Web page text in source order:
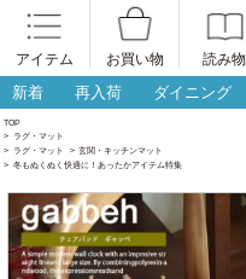
アイテム お買い物 読み物
新着 再入荷 ダイニング
TOP
> ラグ・マット
> ラグ・マット > 玄関・キッチンマット
> 冬もぬくぬく快適に！あったかアイテム特集